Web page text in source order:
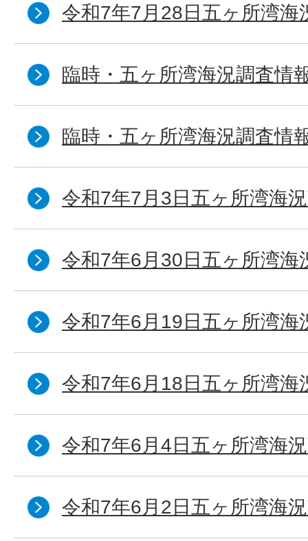
令和7年7月28日五ヶ所湾海
臨時・五ヶ所湾海況調査情
臨時・五ヶ所湾海況調査情
令和7年7月3日五ヶ所湾海
令和7年6月30日五ヶ所湾海
令和7年6月19日五ヶ所湾海
令和7年6月18日五ヶ所湾海
令和7年6月4日五ヶ所湾海
令和7年6月2日五ヶ所湾海